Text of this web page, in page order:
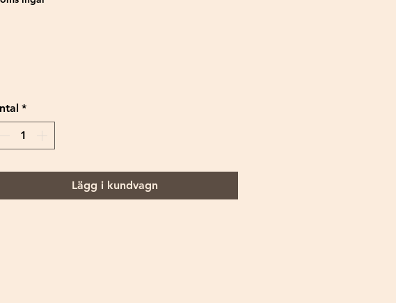
*
Lägg i kundvagn